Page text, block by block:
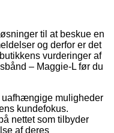
til at beskue en
og derfor er det
vurderinger af
– Maggie-L før du
muligheder
kundefokus.
nettet som tilbyder
af deres